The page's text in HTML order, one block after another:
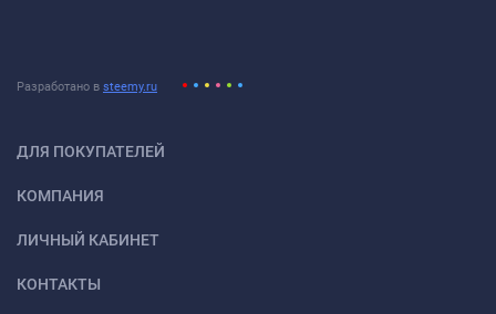
Разработано в steemy.ru
ДЛЯ ПОКУПАТЕЛЕЙ
КОМПАНИЯ
ЛИЧНЫЙ КАБИНЕТ
КОНТАКТЫ